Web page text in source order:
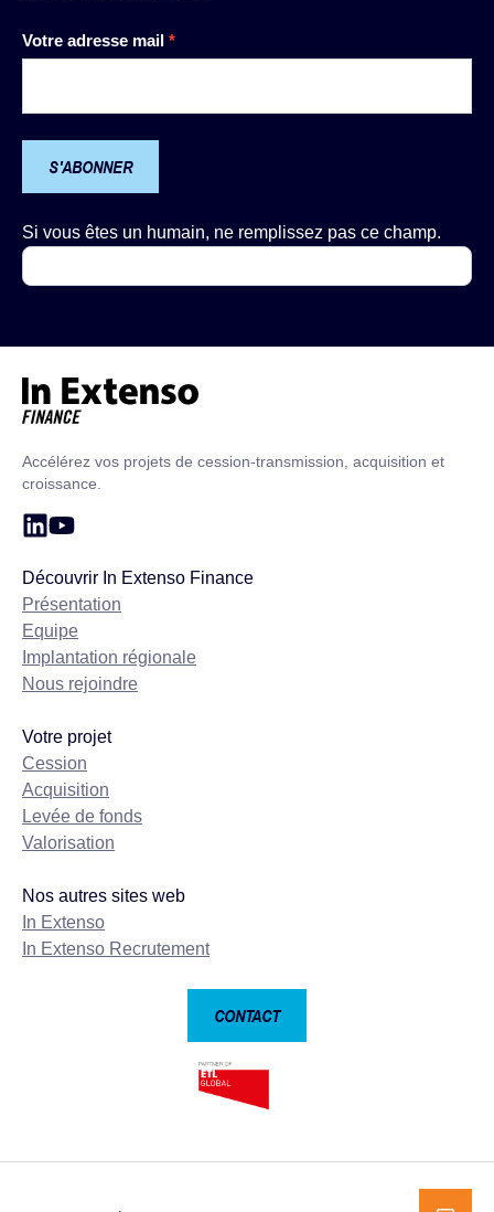
Votre adresse mail *
S'ABONNER
Si vous êtes un humain, ne remplissez pas ce champ.
Accélérez vos projets de cession-transmission, acquisition et
croissance.
Découvrir In Extenso Finance
Présentation
Equipe
Implantation régionale
Nous rejoindre
Votre projet
Cession
Acquisition
Levée de fonds
Valorisation
Nos autres sites web
In Extenso
In Extenso Recrutement
CONTACT